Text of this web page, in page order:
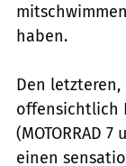
haben.
Den
offensichtlich
(MOTORRAD
einen